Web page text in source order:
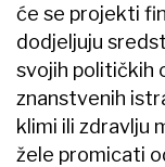
će se projekti
dodjeljuju
svojih političkih
znanstvenih
klimi ili zdravlju
žele promicati